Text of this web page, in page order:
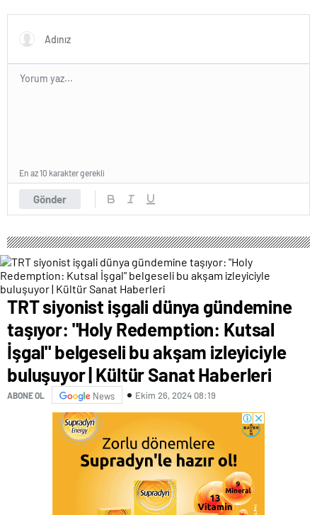
Gönder
En az 10 karakter gerekli
TRT siyonist işgali dünya gündemine
taşıyor: "Holy Redemption: Kutsal
İşgal" belgeseli bu akşam izleyiciyle
buluşuyor | Kültür Sanat Haberleri
ABONE OL News Ekim 26, 2024 08:19